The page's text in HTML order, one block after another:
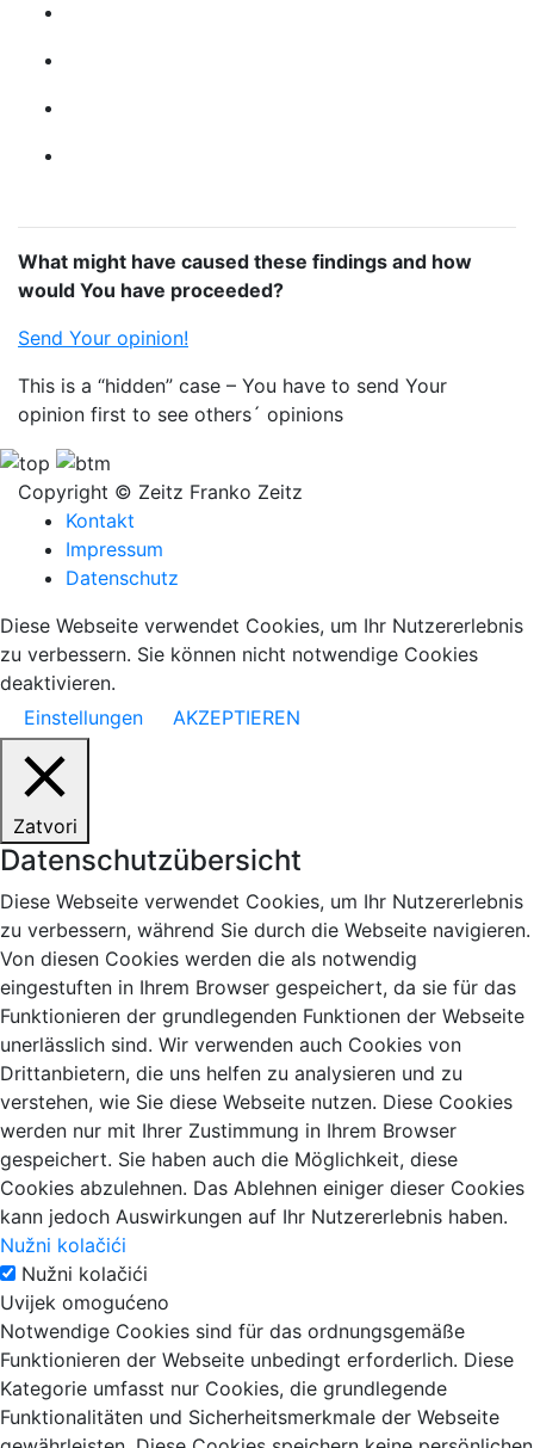
What might have caused these findings and how
would You have proceeded?
Send Your opinion!
This is a “hidden” case – You have to send Your
opinion first to see others´ opinions
Copyright © Zeitz Franko Zeitz
Kontakt
Impressum
Datenschutz
Diese Webseite verwendet Cookies, um Ihr Nutzererlebnis
zu verbessern. Sie können nicht notwendige Cookies
deaktivieren.
Einstellungen
AKZEPTIEREN
Zatvori
Datenschutzübersicht
Diese Webseite verwendet Cookies, um Ihr Nutzererlebnis
zu verbessern, während Sie durch die Webseite navigieren.
Von diesen Cookies werden die als notwendig
eingestuften in Ihrem Browser gespeichert, da sie für das
Funktionieren der grundlegenden Funktionen der Webseite
unerlässlich sind. Wir verwenden auch Cookies von
Drittanbietern, die uns helfen zu analysieren und zu
verstehen, wie Sie diese Webseite nutzen. Diese Cookies
werden nur mit Ihrer Zustimmung in Ihrem Browser
gespeichert. Sie haben auch die Möglichkeit, diese
Cookies abzulehnen. Das Ablehnen einiger dieser Cookies
kann jedoch Auswirkungen auf Ihr Nutzererlebnis haben.
Nužni kolačići
Nužni kolačići
Uvijek omogućeno
Notwendige Cookies sind für das ordnungsgemäße
Funktionieren der Webseite unbedingt erforderlich. Diese
Kategorie umfasst nur Cookies, die grundlegende
Funktionalitäten und Sicherheitsmerkmale der Webseite